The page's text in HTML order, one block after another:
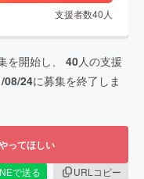
支援者数40 人
を開始し、 40人の支援
08/24に募集を終了しま
ってほしい
で送る
URLコピー